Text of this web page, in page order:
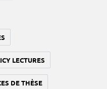
LECTURES
DE THÈSE